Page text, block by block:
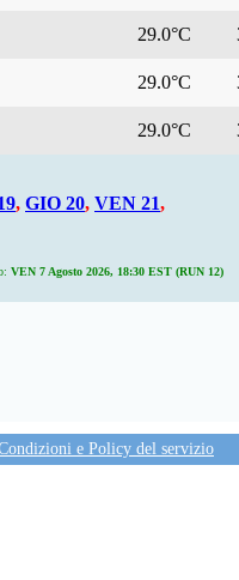
29.0°C
29.0°C
29.0°C
, GIO 20, VEN 21,
VEN 7 Agosto 2026, 18:30 EST (RUN 12)
e Policy del servizio